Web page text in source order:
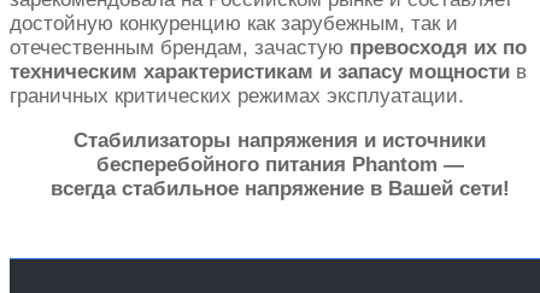
достойную конкуренцию как зарубежным, так и
отечественным брендам, зачастую превосходя их по
техническим характеристикам и запасу мощности в
граничных критических режимах эксплуатации.
Стабилизаторы напряжения и источники
бесперебойного питания Phantom —
всегда стабильное напряжение в Вашей сети!